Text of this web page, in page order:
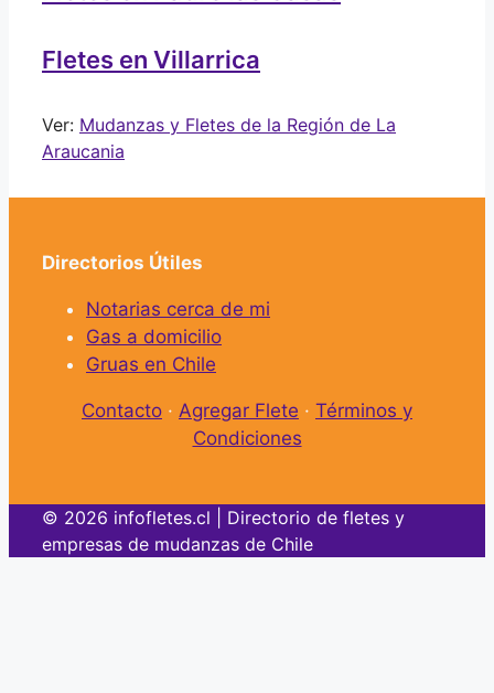
Fletes en Villarrica
Ver: Mudanzas y Fletes de la Región de La
Araucania
Directorios Útiles
Notarias cerca de mi
Gas a domicilio
Gruas en Chile
Contacto · Agregar Flete · Términos y
Condiciones
© 2026 infofletes.cl | Directorio de fletes y
empresas de mudanzas de Chile